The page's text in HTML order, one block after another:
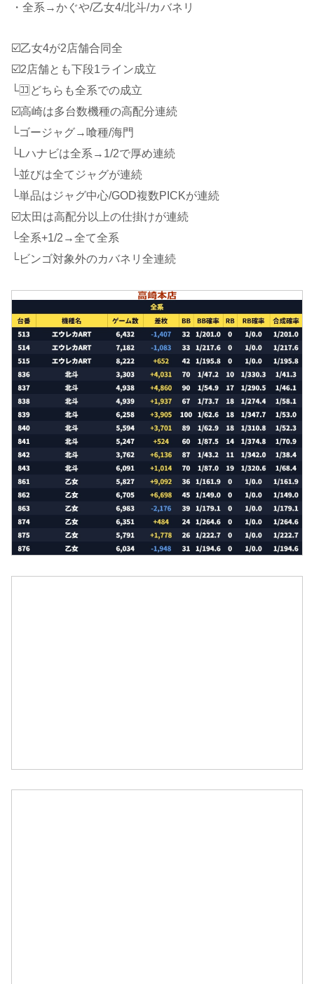
・全系→かぐや/乙女4/北斗/カバネリ
☑️乙女4が2店舗合同全
☑️2店舗とも下段1ライン成立
└🈁どちらも全系での成立
☑️高崎は多台数機種の高配分連続
└ゴージャグ→喰種/海門
└Lハナビは全系→1/2で厚め連続
└並びは全てジャグが連続
└単品はジャグ中心/GOD複数PICKが連続
☑️太田は高配分以上の仕掛けが連続
└全系+1/2→全て全系
└ビンゴ対象外のカバネリ全連続